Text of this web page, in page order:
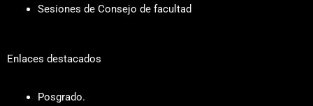
Sesiones de Consejo de facultad
Enlaces destacados
Posgrado.